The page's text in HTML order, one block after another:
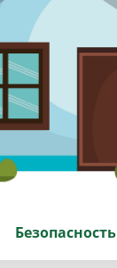
Безопасность